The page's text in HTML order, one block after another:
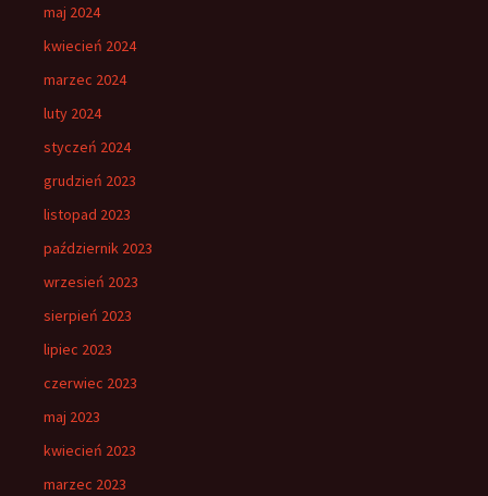
maj 2024
kwiecień 2024
marzec 2024
luty 2024
styczeń 2024
grudzień 2023
listopad 2023
październik 2023
wrzesień 2023
sierpień 2023
lipiec 2023
czerwiec 2023
maj 2023
kwiecień 2023
marzec 2023